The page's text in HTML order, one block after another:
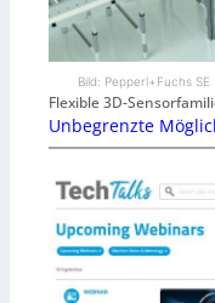
Bild: Pepperl+Fuchs SE
Flexible 3D-
Unbegrenzte